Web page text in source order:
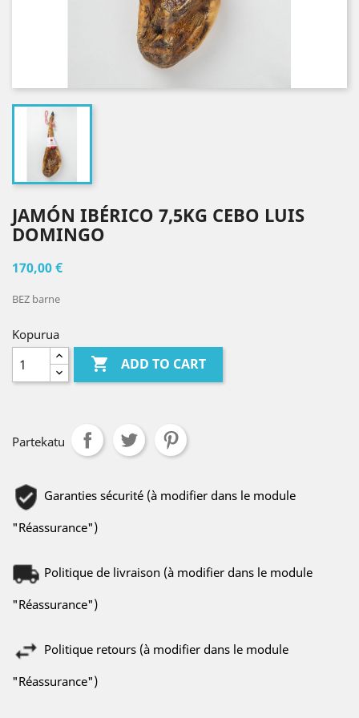
JAMÓN IBÉRICO 7,5KG CEBO LUIS
DOMINGO
170,00 €
BEZ barne
Kopurua
 ADD TO CART
Partekatu
Garanties sécurité (à modifier dans le module
"Réassurance")
Politique de livraison (à modifier dans le module
"Réassurance")
Politique retours (à modifier dans le module
"Réassurance")